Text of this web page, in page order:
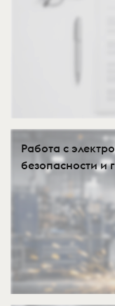
Работа с
безопасности и